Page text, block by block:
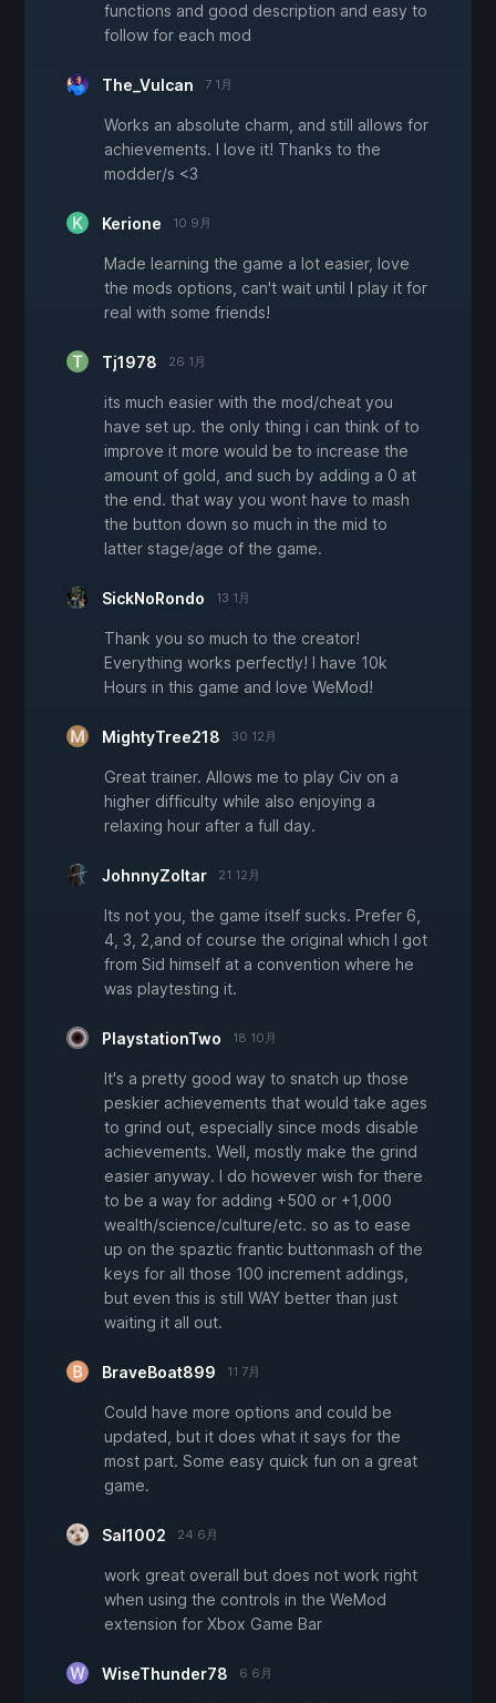
functions and good description and easy to
follow for each mod
The_Vulcan 7 1月
Works an absolute charm, and still allows for
achievements. I love it! Thanks to the
modder/s <3
Kerione 10 9月
Made learning the game a lot easier, love
the mods options, can't wait until I play it for
real with some friends!
Tj1978 26 1月
its much easier with the mod/cheat you
have set up. the only thing i can think of to
improve it more would be to increase the
amount of gold, and such by adding a 0 at
the end. that way you wont have to mash
the button down so much in the mid to
latter stage/age of the game.
SickNoRondo 13 1月
Thank you so much to the creator!
Everything works perfectly! I have 10k
Hours in this game and love WeMod!
MightyTree218 30 12月
Great trainer. Allows me to play Civ on a
higher difficulty while also enjoying a
relaxing hour after a full day.
JohnnyZoltar 21 12月
Its not you, the game itself sucks. Prefer 6,
4, 3, 2,and of course the original which I got
from Sid himself at a convention where he
was playtesting it.
PlaystationTwo 18 10月
It's a pretty good way to snatch up those
peskier achievements that would take ages
to grind out, especially since mods disable
achievements. Well, mostly make the grind
easier anyway. I do however wish for there
to be a way for adding +500 or +1,000
wealth/science/culture/etc. so as to ease
up on the spaztic frantic buttonmash of the
keys for all those 100 increment addings,
but even this is still WAY better than just
waiting it all out.
BraveBoat899 11 7月
Could have more options and could be
updated, but it does what it says for the
most part. Some easy quick fun on a great
game.
Sal1002 24 6月
work great overall but does not work right
when using the controls in the WeMod
extension for Xbox Game Bar
WiseThunder78 6 6月